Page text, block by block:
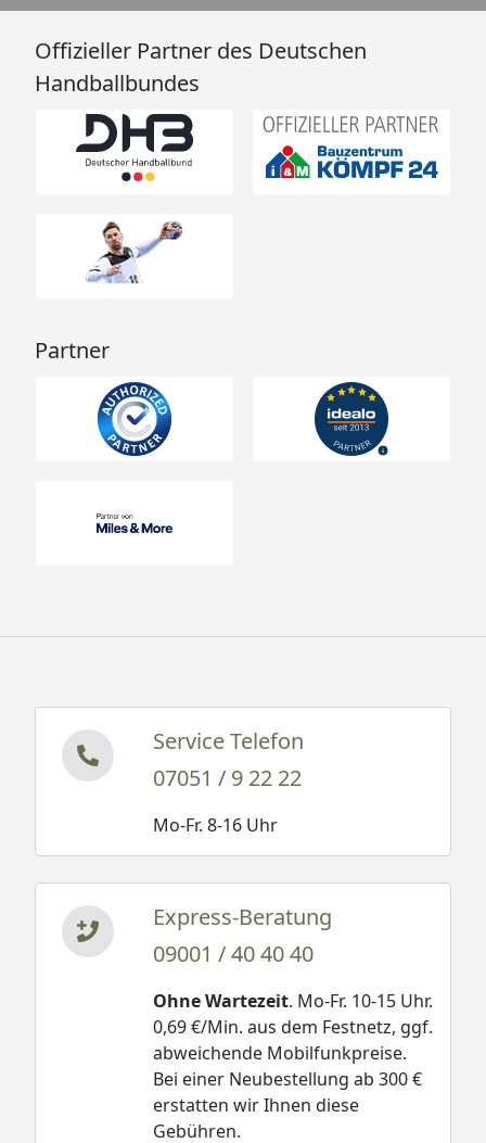
Offizieller Partner des Deutschen
Handballbundes
Partner
Service Telefon
07051 / 9 22 22
Mo-Fr. 8-16 Uhr
Express-Beratung
09001 / 40 40 40
Ohne Wartezeit. Mo-Fr. 10-15 Uhr.
0,69 €/Min. aus dem Festnetz, ggf.
abweichende Mobilfunkpreise.
Bei einer Neubestellung ab 300 €
erstatten wir Ihnen diese
Gebühren.